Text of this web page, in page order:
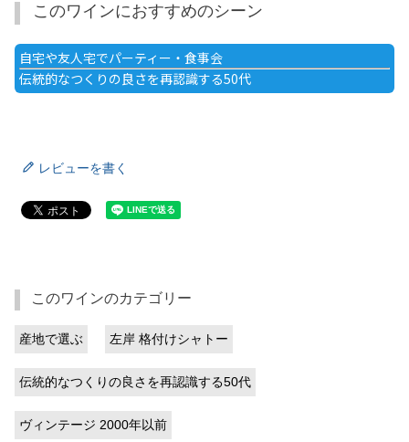
このワインにおすすめのシーン
自宅や友人宅でパーティー・食事会
伝統的なつくりの良さを再認識する50代
レビューを書く
このワインのカテゴリー
産地で選ぶ 左岸 格付けシャトー
伝統的なつくりの良さを再認識する50代
ヴィンテージ 2000年以前